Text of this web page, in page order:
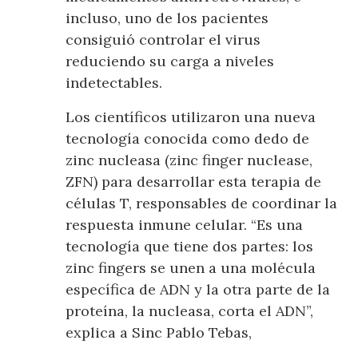
incluso, uno de los pacientes
consiguió controlar el virus
reduciendo su carga a niveles
indetectables.
Los científicos utilizaron una nueva
tecnología conocida como dedo de
zinc nucleasa (zinc finger nuclease,
ZFN) para desarrollar esta terapia de
células T, responsables de coordinar la
respuesta inmune celular. “Es una
tecnología que tiene dos partes: los
zinc fingers se unen a una molécula
específica de ADN y la otra parte de la
proteína, la nucleasa, corta el ADN”,
explica a Sinc Pablo Tebas,